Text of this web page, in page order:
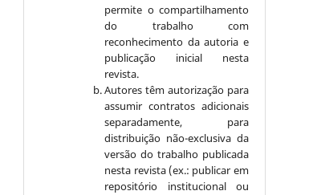
permite o compartilhamento
do trabalho com
reconhecimento da autoria e
publicação inicial nesta
revista.
Autores têm autorização para
assumir contratos adicionais
separadamente, para
distribuição não-exclusiva da
versão do trabalho publicada
nesta revista (ex.: publicar em
repositório institucional ou